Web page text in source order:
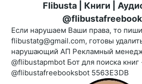
Flibusta | Книги |
Если нарушаем Ваши права, то
flibustatg@gmail.com, готовы
нарушающий АП Рекламный
@flibustapmbot Бот для поиска книг
@flibustafreebooksbot 5563E3DB